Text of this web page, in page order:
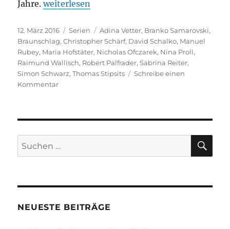
Jahre.„Braunschlag“
weiterlesen
Veröffentlicht
am
12. März 2016 Kategorien
Serien Schlagwörter
Adina Vetter, Branko Samarovski,
Braunschlag,Christopher Schärf, David Schalko, Manuel
Rubey, Maria Hofstäter, Nicholas Ofczarek, Nina Proll,
Raimund Wallisch, Robert Palfrader,Sabrina Reiter,
Simon Schwarz,Thomas Stipsits
Schreibe einen
Kommentarzu
Suchen
nach:
NEUESTE BEITRÄGE